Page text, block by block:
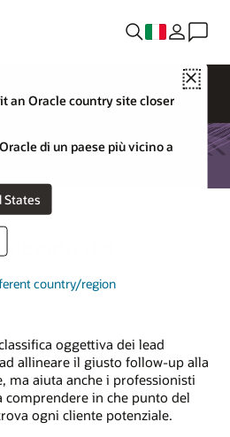
Close
an Oracle country site closer
di un paese più vicino a
States
country/region
dei
oggettiva dei lead
allineare il giusto follow-up alla
ma aiuta anche i professionisti
in che punto del
ogni cliente potenziale.